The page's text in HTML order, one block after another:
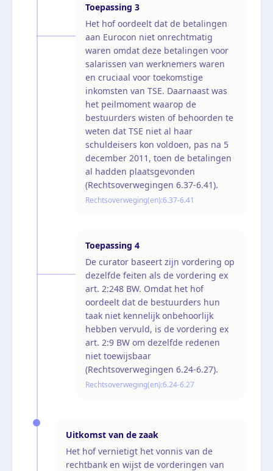
Toepassing 3
Het hof oordeelt dat de betalingen
aan Eurocon niet onrechtmatig
waren omdat deze betalingen voor
salarissen van werknemers waren
en cruciaal voor toekomstige
inkomsten van TSE. Daarnaast was
het peilmoment waarop de
bestuurders wisten of behoorden te
weten dat TSE niet al haar
schuldeisers kon voldoen, pas na 5
december 2011, toen de betalingen
al hadden plaatsgevonden
(Rechtsoverwegingen 6.37-6.41).
Rechtsoverweging(en):6.37-6.41
Toepassing 4
De curator baseert zijn vordering op
dezelfde feiten als de vordering ex
art. 2:248 BW. Omdat het hof
oordeelt dat de bestuurders hun
taak niet kennelijk onbehoorlijk
hebben vervuld, is de vordering ex
art. 2:9 BW om dezelfde redenen
niet toewijsbaar
(Rechtsoverwegingen 6.24-6.27).
Rechtsoverweging(en):6.24-6.27
Uitkomst van de zaak
Het hof vernietigt het vonnis van de
rechtbank en wijst de vorderingen van